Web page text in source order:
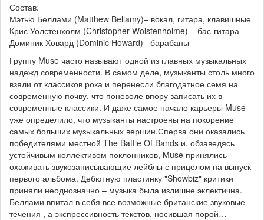
Состав:
Мэтью Беллами (Matthew Bellamy)– вокал, гитара, клавишные
Крис Уолстенхолм (Christopher Wolstenholme) – бас-гитара
Доминик Ховард (Dominic Howard)– барабаны
Группу Muse часто называют одной из главных музыкальных
надежд современности. В самом деле, музыканты столь много
взяли от классиков рока и перенесли благодатное семя на
современную почву, что поневоле впору записать их в
современные классики. И даже самое начало карьеры Muse
уже определило, что музыканты настроены на покорение
самых больших музыкальных вершин.Сперва они оказались
победителями местной The Battle Of Bands и, обзаведясь
устойчивым коллективом поклонников, Muse принялись
охаживать звукозаписывающие лейблы с прицелом на выпуск
первого альбома. Дебютную пластинку "Showbiz" критики
приняли неоднозначно – музыка была излишне эклектична.
Беллами впитал в себя все возможные британские звуковые
течения , а экспрессивность текстов, носившая порой…